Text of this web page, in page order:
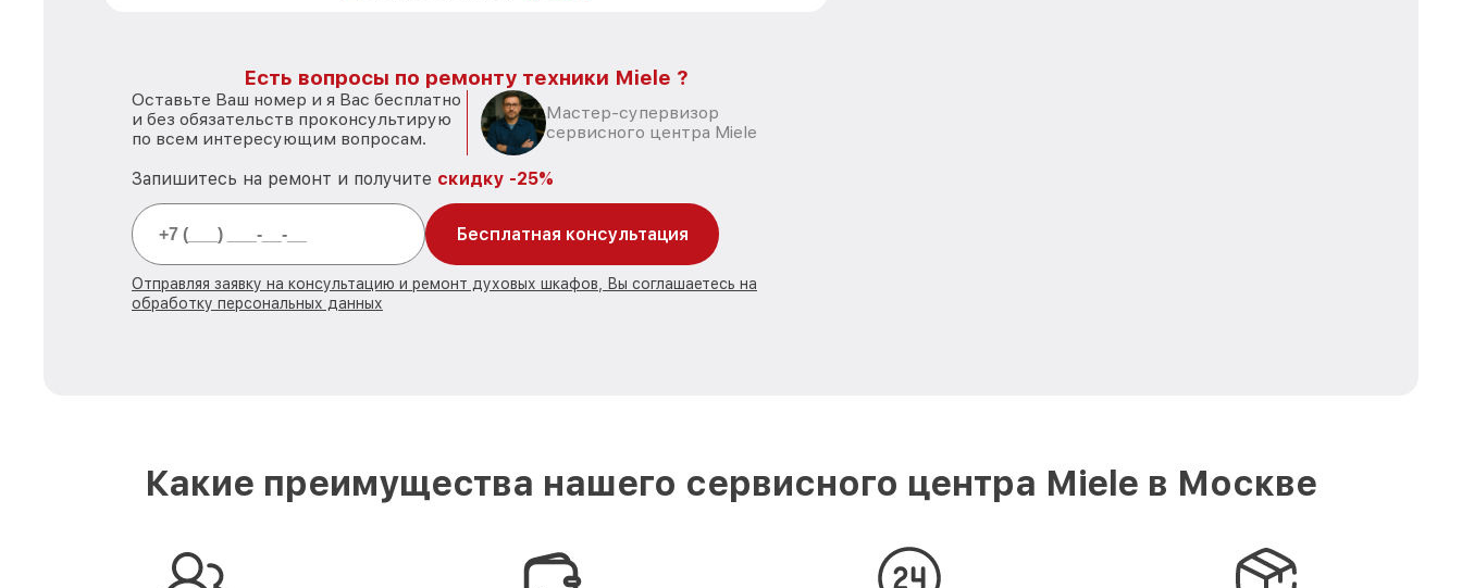
Есть вопросы по ремонту техники Miele ?
Оставьте Ваш номер и я Вас бесплатно
и без обязательств проконсультирую
по всем интересующим вопросам.
Мастер-супервизор
сервисного центра Miele
Запишитесь на ремонт и получите скидку -25%
Бесплатная консультация
Отправляя заявку на консультацию и ремонт духовых шкафов, Вы соглашаетесь на
обработку персональных данных
Какие преимущества нашего сервисного центра Miele в Москве